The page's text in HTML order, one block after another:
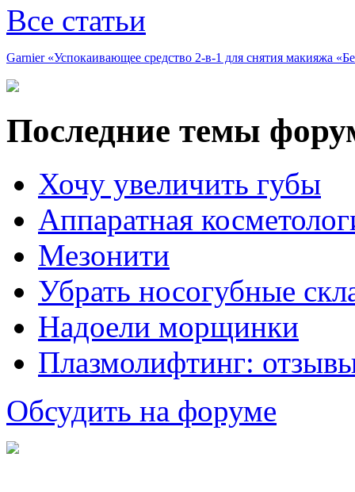
Все статьи
Garnier «Успокаивающее средство 2-в-1 для снятия макияжа
Последние темы
Хочу увеличить губы
Аппаратная
Мезонити
Убрать носогубные
Надоели морщинки
Плазмолифтинг:
Обсудить на форуме